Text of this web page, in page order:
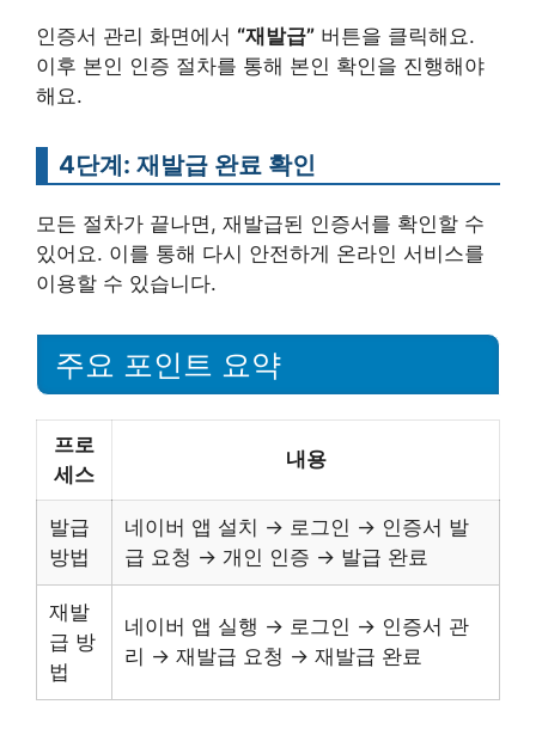
인증서 관리 화면에서 “재발급” 버튼을 클릭해요.
이후 본인 인증 절차를 통해 본인 확인을 진행해야
해요.
4단계: 재발급 완료 확인
모든 절차가 끝나면, 재발급된 인증서를 확인할 수
있어요. 이를 통해 다시 안전하게 온라인 서비스를
이용할 수 있습니다.
주요 포인트 요약
프로
세스
내용
발급
방법
네이버 앱 설치 → 로그인 → 인증서 발
급 요청 → 개인 인증 → 발급 완료
재발
급 방
법
네이버 앱 실행 → 로그인 → 인증서 관
리 → 재발급 요청 → 재발급 완료